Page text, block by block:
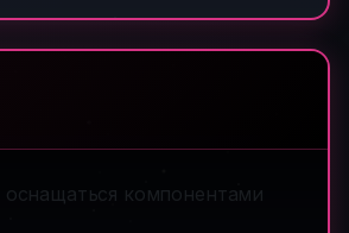
компонентами